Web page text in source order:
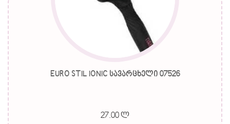
EURO STIL IONIC სავარცხელი 07526
27.00 ლ